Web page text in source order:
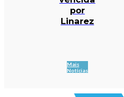
por
Linarez
Mais
Notícias